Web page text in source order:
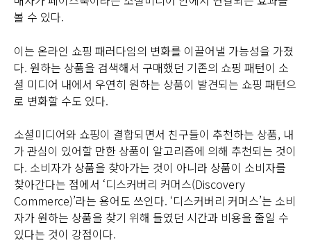
볼 수 있다.
이는 온라인 쇼핑 패러다임의 변화를 이끌어낼 가능성을 가졌
다. 원하는 상품을 검색해서 구매했던 기존의 쇼핑 패턴이 소
셜 미디어 내에서 우연히 원하는 상품이 발견되는 쇼핑 패턴으
로 변화할 수도 있다.
소셜미디어와 쇼핑이 결합되면서 친구들이 추천하는 상품, 내
가 관심이 있어할 만한 상품이 알고리즘에 의해 추천되는 것이
다. 소비자가 상품을 찾아가는 것이 아니라 상품이 소비자를
찾아간다는 점에서 ‘디스커버리 커머스(Discovery
Commerce)’라는 용어도 쓰인다. ‘디스커버리 커머스’는 소비
자가 원하는 상품을 찾기 위해 들였던 시간과 비용을 줄일 수
있다는 것이 강점이다.